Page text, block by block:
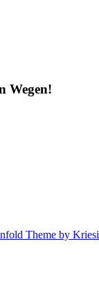
Wegen!
Theme by Kriesi